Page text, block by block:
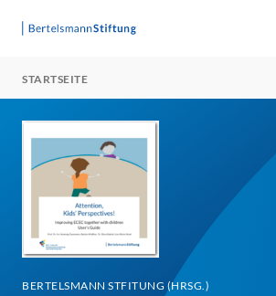
STARTSEITE
BERTELSMANN STFITUNG (HRSG.)